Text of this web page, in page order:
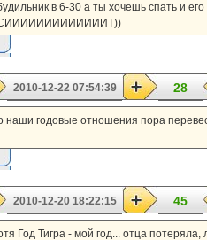
в 6-30 а ты хочешь спать и
2010-12-22 07:54:39 28
наши годовые отношения пора
2010-12-20 18:22:15 45
Год Тигра - мой год... отца